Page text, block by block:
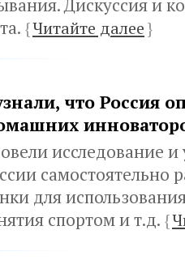
Дискуссия и
{Читайте далее}
что Россия
исследование и
самостоятельно
для
спортом и т.д. {